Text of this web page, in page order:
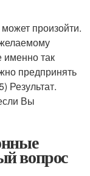
произойти.
именно так
предпринять
Результат.
Вы
вопрос